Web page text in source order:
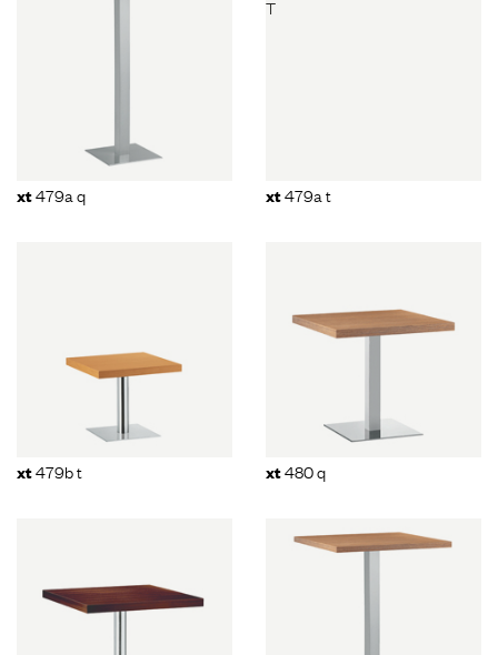
xt479a q xt479a t
xt479b t xt480 q